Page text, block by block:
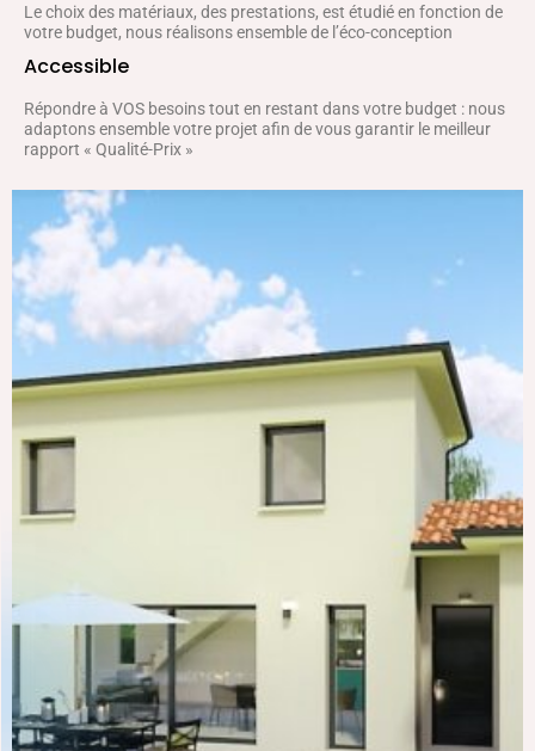
Le choix des matériaux, des prestations, est étudié en fonction de
votre budget, nous réalisons ensemble de l’éco-conception
Accessible
Répondre à VOS besoins tout en restant dans votre budget : nous
adaptons ensemble votre projet afin de vous garantir le meilleur
rapport « Qualité-Prix »